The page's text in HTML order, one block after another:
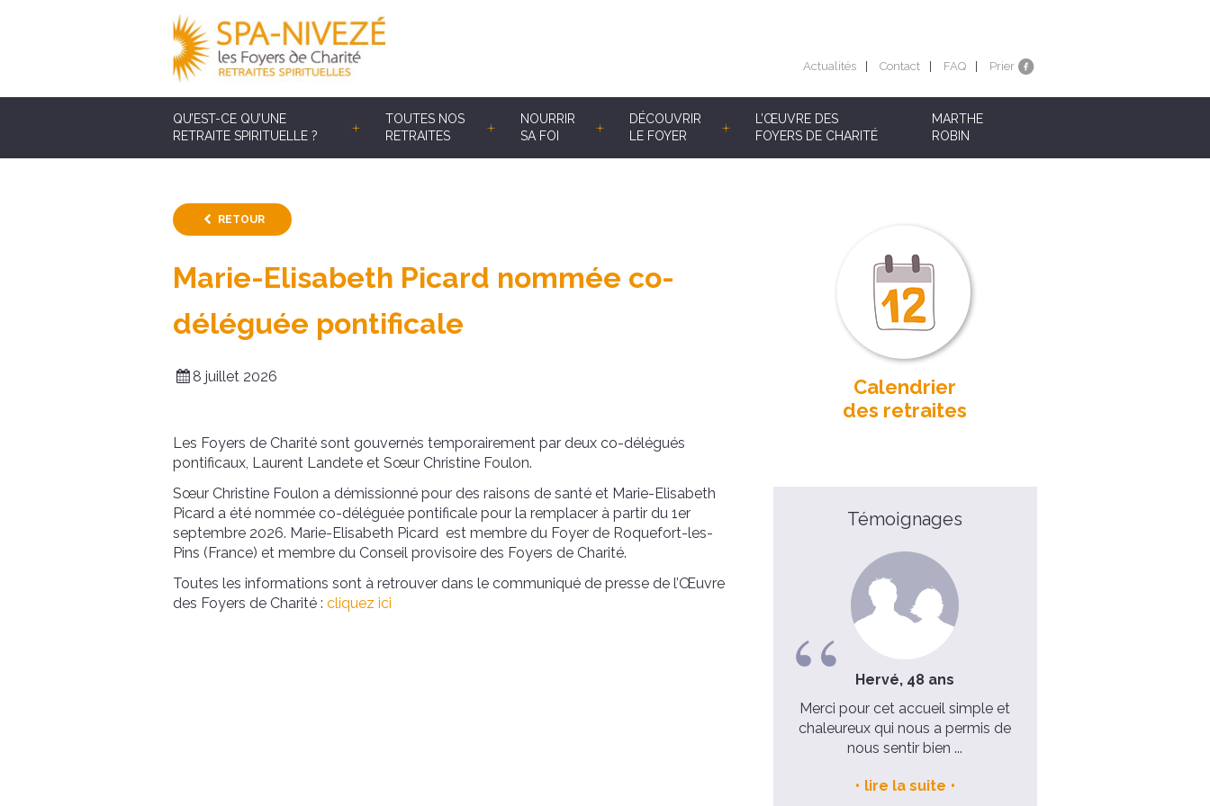
Actualités Contact FAQ Prier
QU’EST-CE QU’UNE
RETRAITE SPIRITUELLE ?
TOUTES NOS
RETRAITES
NOURRIR
SA FOI
DÉCOUVRIR
LE FOYER
L’ŒUVRE DES
FOYERS DE CHARITÉ
MARTHE
ROBIN
RETOUR
Marie-Elisabeth Picard nommée co-
déléguée pontificale
8 juillet 2026
Les Foyers de Charité sont gouvernés temporairement par deux co-délégués
pontificaux, Laurent Landete et Sœur Christine Foulon.
Sœur Christine Foulon a démissionné pour des raisons de santé et Marie-Elisabeth
Picard a été nommée co-déléguée pontificale pour la remplacer à partir du 1er
septembre 2026. Marie-Elisabeth Picard est membre du Foyer de Roquefort-les-
Pins (France) et membre du Conseil provisoire des Foyers de Charité.
Toutes les informations sont à retrouver dans le communiqué de presse de l’Œuvre
des Foyers de Charité : cliquez ici
Calendrier
des retraites
Témoignages
Hervé, 48 ans
Merci pour cet accueil simple et
chaleureux qui nous a permis de
nous sentir bien ...
lire la suite